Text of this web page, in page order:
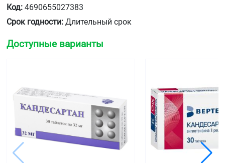
Код: 4690655027383
Срок годности: Длительный срок
Доступные варианты